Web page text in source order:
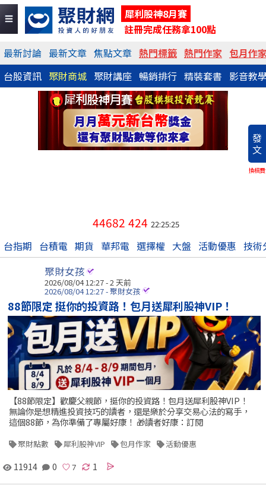
犀利股神8月賽
註冊完成任務拿100點
最新討論 最新文章 焦點文章 熱門標籤 熱門作家 包月作
台股資訊 聚財商城 聚財講座 暢銷排行 精裝套書 影音教
發
文
換稿費
44682 424 22:25:25
台指期 台積電 期貨 華邦電 選擇權 大盤 活動優惠 技術
聚財女孩
2026/08/04 12:27 - 2 天前
2026/08/04 12:27 - 聚財女孩
88節限定 挺你的投資路！包月送犀利股神VIP！
【88節限定】歡慶父親節，挺你的投資路！包月送犀利股神VIP！
無論你是想精進投資技巧的讀者，還是樂於分享交易心法的寫手，
這個88節，為你準備了專屬好康！ 🎁讀者好康：訂閱
聚財點數 犀利股神VIP 包月作家 活動優惠
11914 0 1